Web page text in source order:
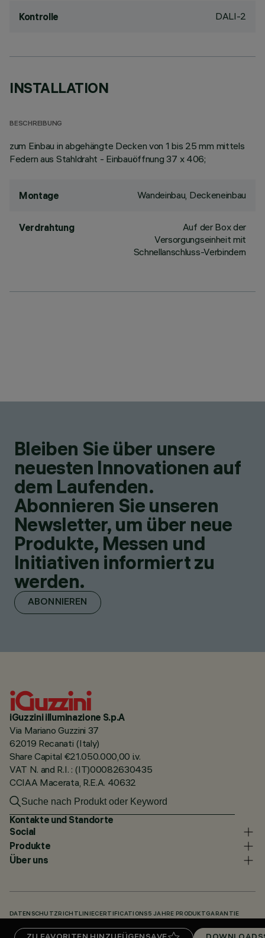
Kontrolle DALI-2
INSTALLATION
BESCHREIBUNG
zum Einbau in abgehängte Decken von 1 bis 25 mm mittels
Federn aus Stahldraht - Einbauöffnung 37 x 406;
Montage Wandeinbau, Deckeneinbau
Verdrahtung
Auf der Box der
Versorgungseinheit mit
Schnellanschluss-Verbindern
Bleiben Sie über unsere
neuesten Innovationen auf
dem Laufenden.
Abonnieren Sie unseren
Newsletter, um über neue
Produkte, Messen und
Initiativen informiert zu
werden.
ABONNIEREN
iGuzzini illuminazione S.p.A
Via Mariano Guzzini 37
62019 Recanati (Italy)
Share Capital €21.050.000,00 i.v.
VAT N. and R.I. : (IT)00082630435
CCIAA Macerata, R.E.A. 40632
Kontakte und Standorte
Social
Produkte
Über uns
DATENSCHUTZRICHTLINIECERTIFICATIONS 5 JAHRE PRODUKTGARANTIE